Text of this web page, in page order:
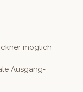
möglich
Aus­gang­